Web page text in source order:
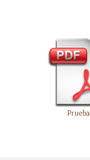
Prueba